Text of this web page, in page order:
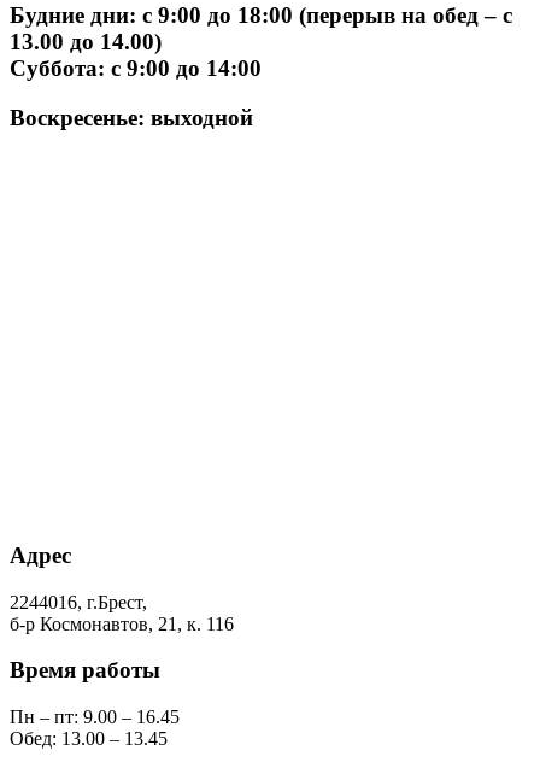
Будние дни: с 9:00 до 18:00 (перерыв на обед – с
13.00 до 14.00)
Суббота: с 9:00 до 14:00
Воскресенье: выходной
Адрес
2244016, г.Брест,
б-р Космонавтов, 21, к. 116
Время работы
Пн – пт: 9.00 – 16.45
Обед: 13.00 – 13.45